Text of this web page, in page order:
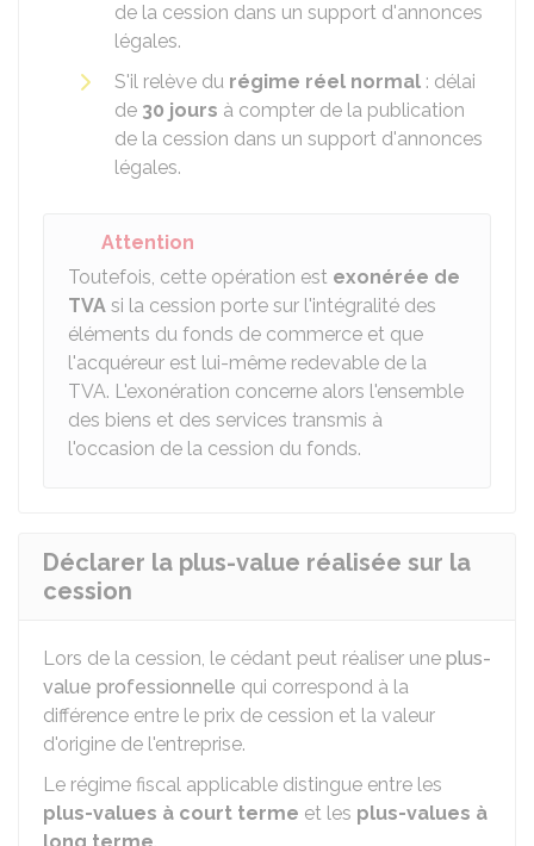
de la cession dans un support d'annonces
légales.
S'il relève du régime réel normal : délai
de 30 jours à compter de la publication
de la cession dans un support d'annonces
légales.
Attention
Toutefois, cette opération est exonérée de
TVA si la cession porte sur l'intégralité des
éléments du fonds de commerce et que
l'acquéreur est lui-même redevable de la
TVA. L'exonération concerne alors l'ensemble
des biens et des services transmis à
l'occasion de la cession du fonds.
Déclarer la plus-value réalisée sur la
cession
Lors de la cession, le cédant peut réaliser une plus-
value professionnelle qui correspond à la
différence entre le prix de cession et la valeur
d'origine de l'entreprise.
Le régime fiscal applicable distingue entre les
plus-values à court terme et les plus-values à